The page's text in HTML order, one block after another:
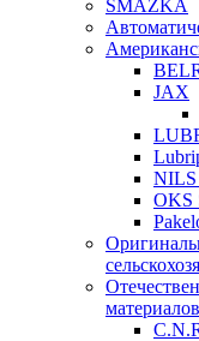
SMAZKA
JAX
OKS
материалов